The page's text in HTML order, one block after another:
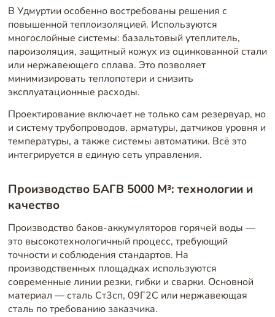
В Удмуртии особенно востребованы решения с
повышенной теплоизоляцией. Используются
многослойные системы: базальтовый утеплитель,
пароизоляция, защитный кожух из оцинкованной стали
или нержавеющего сплава. Это позволяет
минимизировать теплопотери и снизить
эксплуатационные расходы.
Проектирование включает не только сам резервуар, но
и систему трубопроводов, арматуры, датчиков уровня и
температуры, а также системы автоматики. Всё это
интегрируется в единую сеть управления.
Производство БАГВ 5000 М³: технологии и
качество
Производство баков-аккумуляторов горячей воды —
это высокотехнологичный процесс, требующий
точности и соблюдения стандартов. На
производственных площадках используются
современные линии резки, гибки и сварки. Основной
материал — сталь Ст3сп, 09Г2С или нержавеющая
сталь по требованию заказчика.